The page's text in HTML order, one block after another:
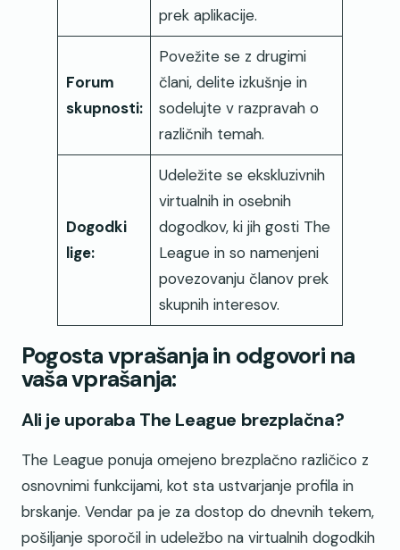
prek aplikacije.
Forum
skupnosti:
Povežite se z drugimi
člani, delite izkušnje in
sodelujte v razpravah o
različnih temah.
Dogodki
lige:
Udeležite se ekskluzivnih
virtualnih in osebnih
dogodkov, ki jih gosti The
League in so namenjeni
povezovanju članov prek
skupnih interesov.
Pogosta vprašanja in odgovori na
vaša vprašanja:
Ali je uporaba The League brezplačna?
The League ponuja omejeno brezplačno različico z
osnovnimi funkcijami, kot sta ustvarjanje profila in
brskanje. Vendar pa je za dostop do dnevnih tekem,
pošiljanje sporočil in udeležbo na virtualnih dogodkih